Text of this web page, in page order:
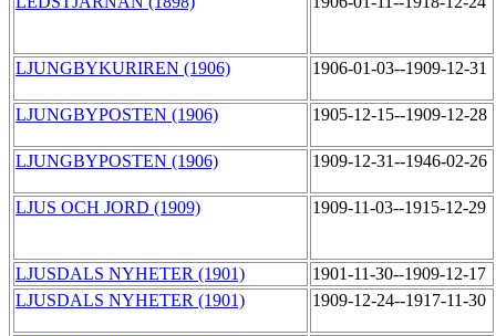
LJUNGBYKURIREN (1906) 1906-01-03--1909-12-31
LJUNGBYPOSTEN (1906) 1905-12-15--1909-12-28
LJUNGBYPOSTEN (1906) 1909-12-31--1946-02-26
LJUS OCH JORD (1909) 1909-11-03--1915-12-29
LJUSDALS NYHETER (1901)
1901-11-30--1909-12-17
LJUSDALS NYHETER (1901)
1909-12-24--1917-11-30